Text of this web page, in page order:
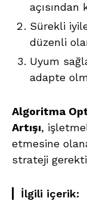
açısından
Sürekli
düzenli
Uyum
adapte
Algoritma
Artışı,
etmesine
strateji
İlgili içerik: